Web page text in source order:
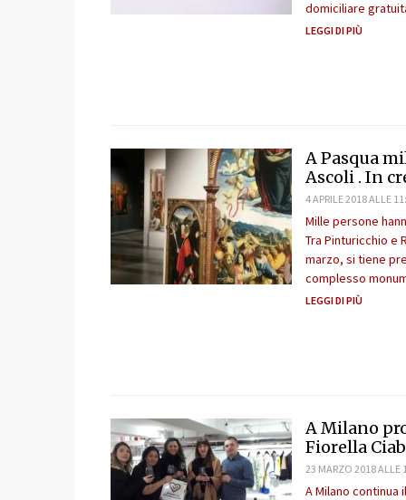
domiciliare
LEGGI DI PIÙ
A Pasqua
Ascoli . In
4 APRILE 2018 ALLE
Mille persone
Tra Pinturicchio e
marzo, si tiene
complesso
LEGGI DI PIÙ
A Milano
Fiorella
23 MARZO 2018 ALLE
A Milano continua